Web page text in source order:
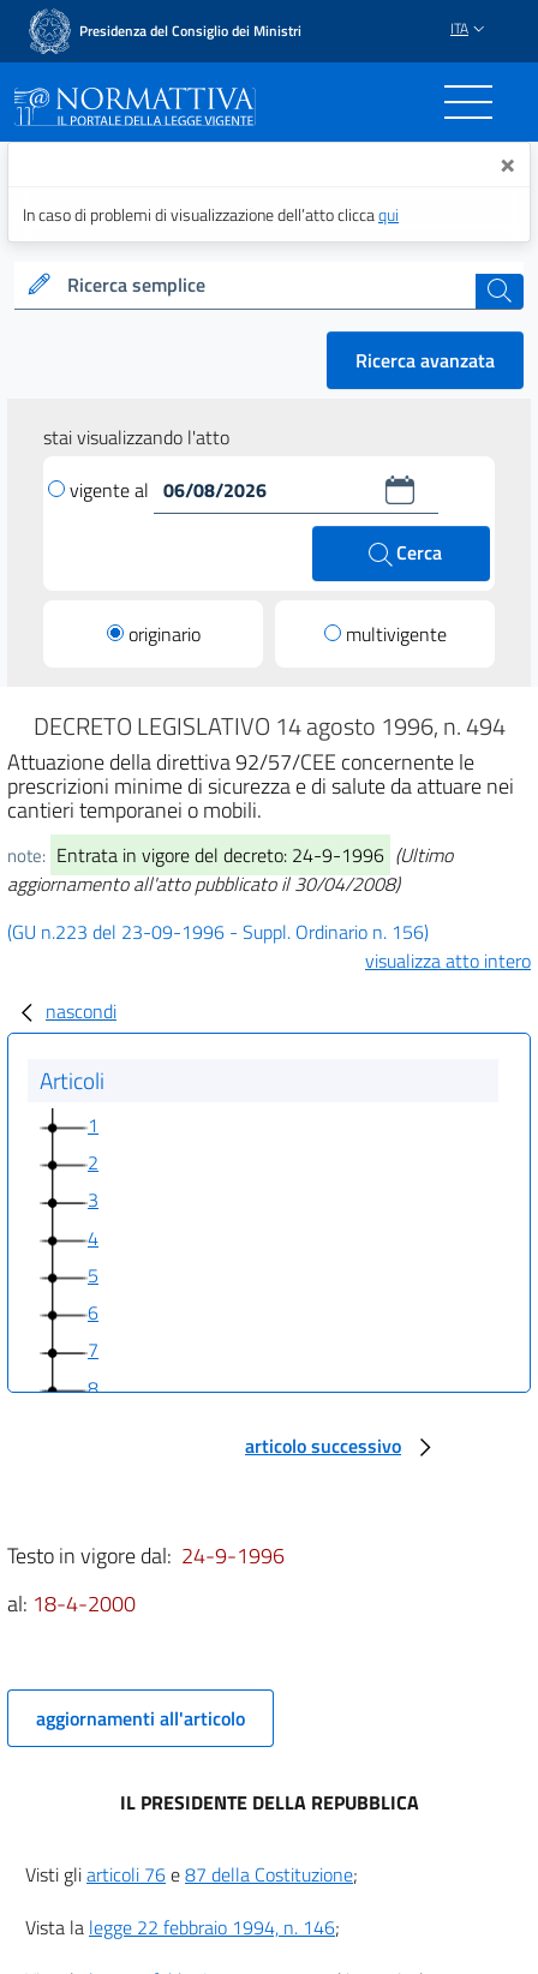
Presidenza del Consiglio dei Ministri ITA
Normattiva - Il portale ×
In caso di problemi di visualizzazione dell’atto cliccaqui
Ricerca semplice cerca
Ricerca avanzata
stai visualizzando l'atto
vigente al
Cerca
originario multivigente
DECRETO LEGISLATIVO 14 agosto 1996, n. 494
Attuazione della direttiva 92/57/CEE concernente le
prescrizioni minime di sicurezza e di salute da attuare nei
cantieri temporanei o mobili.
note: Entrata in vigore del decreto: 24-9-1996 (Ultimo
aggiornamento all'atto pubblicato il 30/04/2008)
(GU n.223 del 23-09-1996 - Suppl. Ordinario n. 156)
visualizza atto intero
nascondi
Articoli
1
2
3
4
5
6
7
8
13
14
16
17
21
articolo successivo
Testo in vigore dal: 24-9-1996
al: 18-4-2000
aggiornamenti all'articolo
IL PRESIDENTE DELLA REPUBBLICA
Visti gliarticoli 76e87 della Costituzione;
Vista la legge 22 febbraio 1994, n. 146;